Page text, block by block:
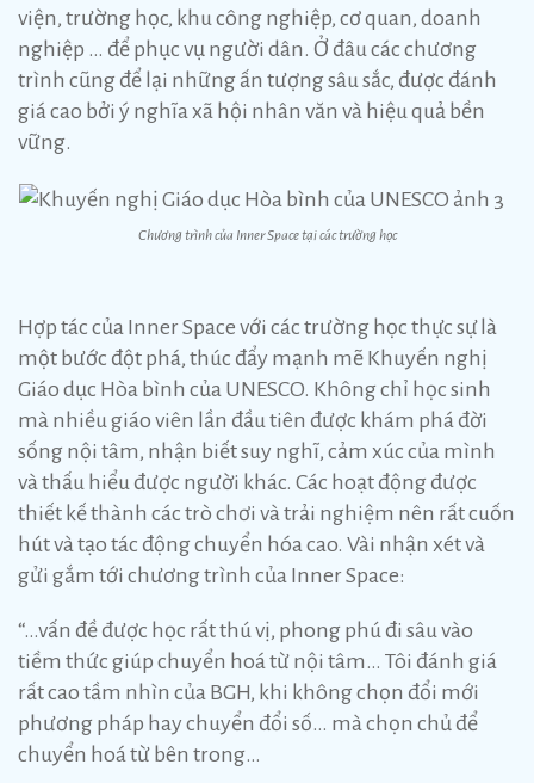
viện, trường học, khu công nghiệp, cơ quan, doanh
nghiệp … để phục vụ người dân. Ở đâu các chương
trình cũng để lại những ấn tượng sâu sắc, được đánh
giá cao bởi ý nghĩa xã hội nhân văn và hiệu quả bền
vững.
Chương trình của Inner Space tại các trường học
Hợp tác của Inner Space với các trường học thực sự là
một bước đột phá, thúc đẩy mạnh mẽ Khuyến nghị
Giáo dục Hòa bình của UNESCO. Không chỉ học sinh
mà nhiều giáo viên lần đầu tiên được khám phá đời
sống nội tâm, nhận biết suy nghĩ, cảm xúc của mình
và thấu hiểu được người khác. Các hoạt động được
thiết kế thành các trò chơi và trải nghiệm nên rất cuốn
hút và tạo tác động chuyển hóa cao. Vài nhận xét và
gửi gắm tới chương trình của Inner Space:
“…vấn đề được học rất thú vị, phong phú đi sâu vào
tiềm thức giúp chuyển hoá từ nội tâm… Tôi đánh giá
rất cao tầm nhìn của BGH, khi không chọn đổi mới
phương pháp hay chuyển đổi số… mà chọn chủ để
chuyển hoá từ bên trong…